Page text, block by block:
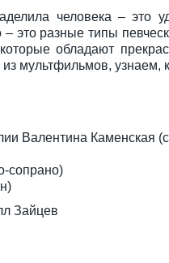
человека – это
это разные типы
обладают
мультфильмов,
Валентина Каменская
сопрано)
Зайцев